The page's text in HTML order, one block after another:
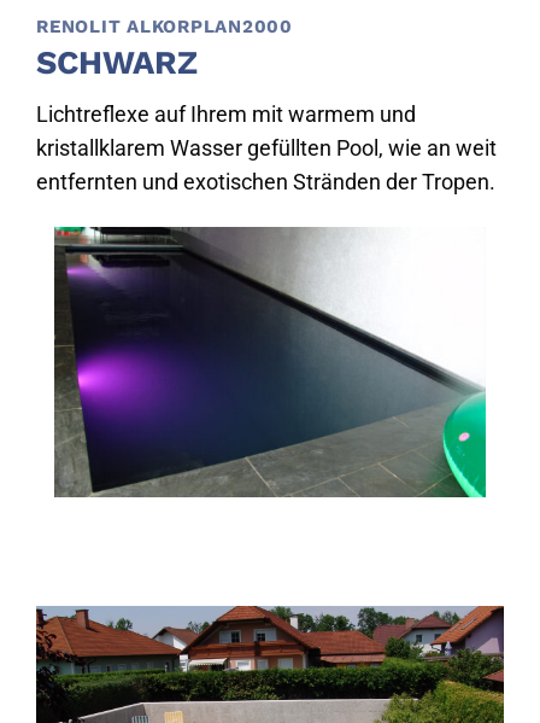
RENOLIT ALKORPLAN2000
SCHWARZ
Lichtreflexe auf Ihrem mit warmem und
kristallklarem Wasser gefüllten Pool, wie an weit
entfernten und exotischen Stränden der Tropen.